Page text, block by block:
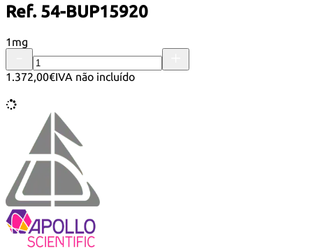
Ref. 54-BUP15920
1mg
1.372,00€IVA não incluído